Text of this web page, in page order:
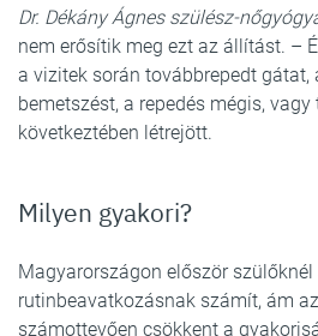
Dr. Dékány Ágnes szülész-
nem erősítik meg ezt az állítást. –
a vizitek során továbbrepedt gátat,
bemetszést, a repedés mégis,
következtében létrejött.
Milyen gyakori?
Magyarországon először
rutinbeavatkozásnak számít, ám
számottevően csökkent a